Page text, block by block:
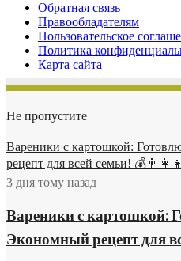
Обратная связь
Правообладателям
Пользовательское
Политика
Карта сайта
Не пропустите
Вареники с картошкой:
рецепт для всей семьи!
3 дня тому назад
Вареники с картошкой:
Экономный рецепт для